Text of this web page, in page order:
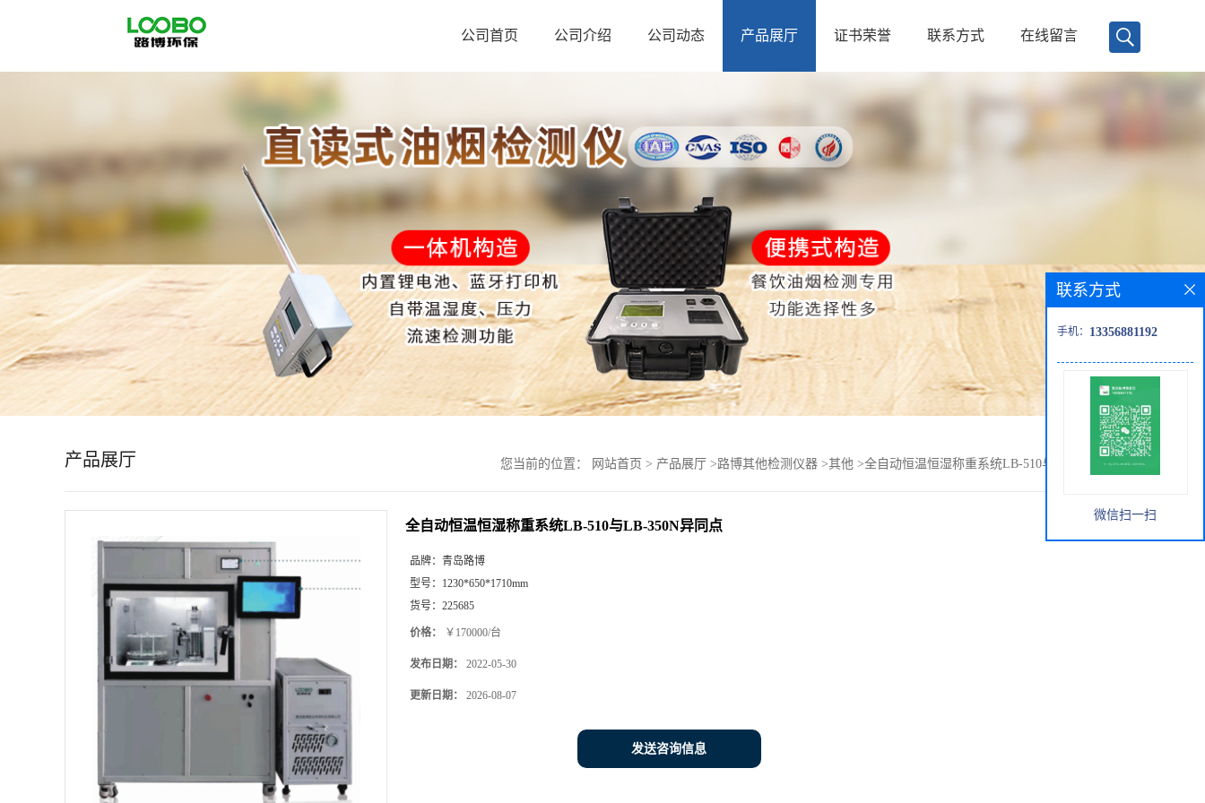
首
介
公司首页 公司介绍 公司动态 产品展厅 证书荣誉 联系方式 在线留言
产品展厅 您当前的位置： 网站首页 > 产品展厅 >路博其他检测仪器 >其他 >全自动恒温恒湿称重系统LB-510与LB-350N异同点
全自动恒温恒湿称重系统LB-510与LB-350N异同点
品牌： 青岛路博
型号： 1230*650*1710mm
货号： 225685
价格： ￥170000/台
发布日期： 2022-05-30
更新日期： 2026-08-07
发送咨询信息
联系方式
手机： 13356881192
微信扫一扫